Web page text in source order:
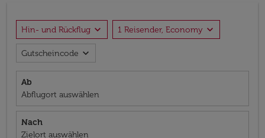
Hin- und Rückflug expand_more 1 Reisender, Economy expand_more
Gutscheincode expand_more
Ab
Abflugort auswählen
Nach
Zielort auswählen